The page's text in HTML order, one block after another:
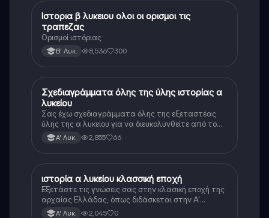
Ιστορία
Ιστορια β λυκειου ολοι οι ορισμοι τις
τραπεζας
Ορισμοί ιστόριας
Β' Λυκ. 8,536 300
Ιστορία
Σχεδιαγράμματα όλης της ύλης ιστορίας α
λυκείου
Σας έχω σχεδιαγράμματα όλης της εξεταστέας
ύλης της α λυκείου για να διευκολυνθείτε από το
τεράστιο βάρος του βιβλίου
Α' Λυκ. 2,855 66
Ιστορία
ιστορία α λυκείου κλασσική εποχή
Εξετάστε τις γνώσεις σας στην κλασική εποχή της
αρχαίας Ελλάδας, όπως διδάσκεται στην Α'
Λυκείου.Α' Λυκ. 2,045 0